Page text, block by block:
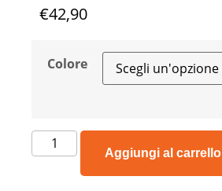
€42,90
Colore
Aggiungi al carrello